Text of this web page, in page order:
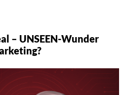
– UNSEEN-Wunder